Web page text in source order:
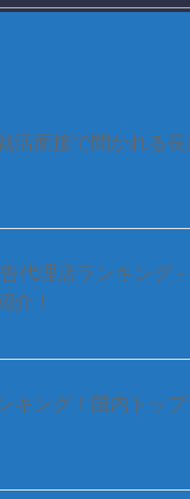
活面接で聞かれる
代理店ランキング
介！
キング！国内トッ